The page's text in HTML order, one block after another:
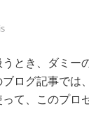
とき、ダミ
ログ記事で
て、このプロ